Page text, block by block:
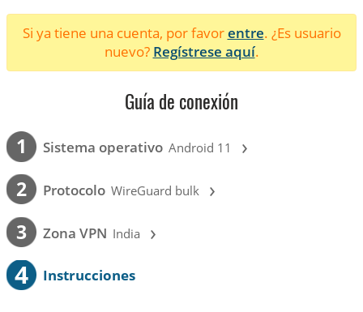
Si ya tiene una cuenta, por favorentre. ¿Es usuario
nuevo? Regístrese aquí.
Guía de conexión
1 Sistema operativo Android 11 ›
2 Protocolo WireGuard bulk ›
3 Zona VPN India ›
4 Instrucciones